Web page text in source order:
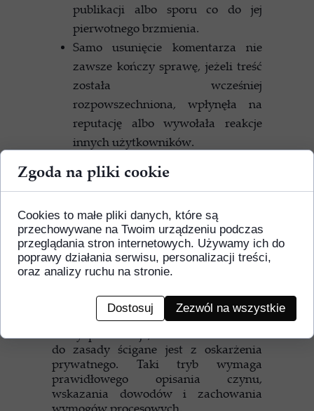
publikacji albo sporu co do jej
pierwotnego brzmienia.
Samo usunięcie komentarza nie
zawsze kończy sprawę, jeżeli treść
została wcześniej
rozpowszechniona, wpłynęła na
reputację albo wywołała reakcje
innych użytkowników.
Jakie działania prawne
można podjąć po
zniesławieniu w Internecie?
Osoba, której dobre imię zostało
naruszone online, może skorzystać z
kilku ścieżek ochrony.
możliwe jest wniesienie prywatnego
aktu oskarżenia, ponieważ Kodeks
karny przewiduje, że zniesławienie co
do zasady ścigane jest z oskarżenia
prywatnego. Taki tryb wymaga
prawidłowego opisania czynu,
wskazania dowodów i zachowania
Zgoda na pliki cookie
Cookies to małe pliki danych, które są
przechowywane na Twoim urządzeniu podczas
przeglądania stron internetowych. Używamy ich do
poprawy działania serwisu, personalizacji treści,
oraz analizy ruchu na stronie.
Dostosuj Zezwól na wszystkie